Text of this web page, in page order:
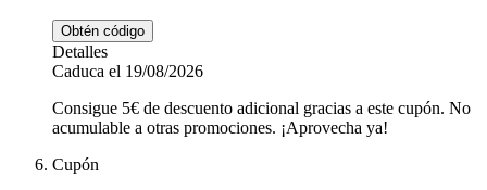
Obtén código
Detalles
Caduca el 19/08/2026
Consigue 5€ de descuento adicional gracias a este cupón. No
acumulable a otras promociones. ¡Aprovecha ya!
Cupón